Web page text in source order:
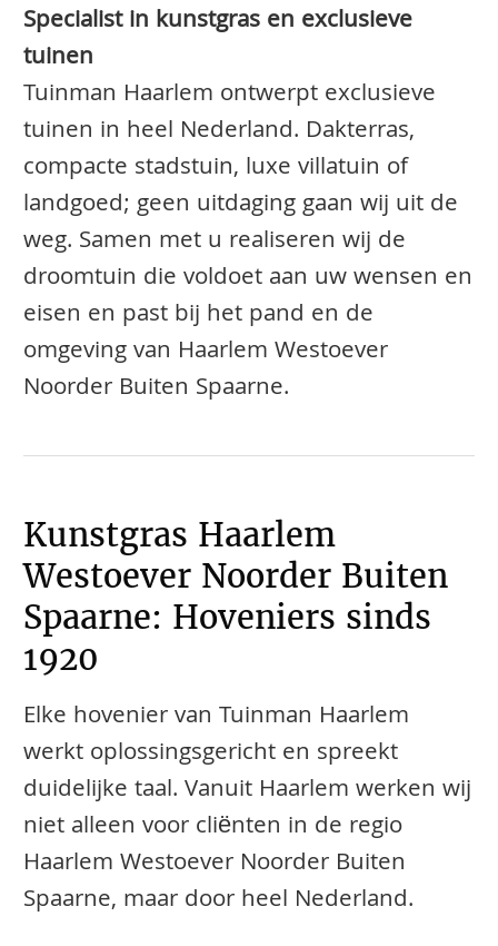
Specialist in kunstgras en exclusieve
tuinen
Tuinman Haarlem ontwerpt exclusieve
tuinen in heel Nederland. Dakterras,
compacte stadstuin, luxe villatuin of
landgoed; geen uitdaging gaan wij uit de
weg. Samen met u realiseren wij de
droomtuin die voldoet aan uw wensen en
eisen en past bij het pand en de
omgeving van Haarlem Westoever
Noorder Buiten Spaarne.
Kunstgras Haarlem
Westoever Noorder Buiten
Spaarne: Hoveniers sinds
1920
Elke hovenier van Tuinman Haarlem
werkt oplossingsgericht en spreekt
duidelijke taal. Vanuit Haarlem werken wij
niet alleen voor cliënten in de regio
Haarlem Westoever Noorder Buiten
Spaarne, maar door heel Nederland.